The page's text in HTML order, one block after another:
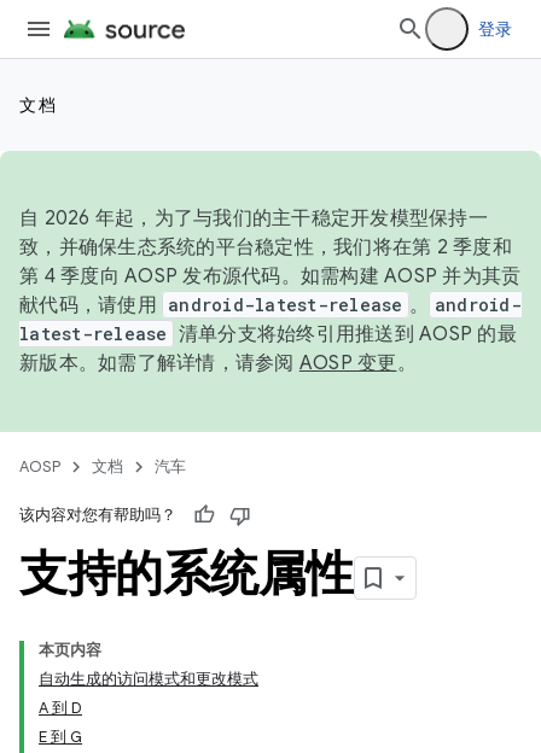
登录
文档
自 2026 年起，为了与我们的主干稳定开发模型保持一
致，并确保生态系统的平台稳定性，我们将在第 2 季度和
第 4 季度向 AOSP 发布源代码。如需构建 AOSP 并为其贡
献代码，请使用 android-latest-release 。
android-
latest-release 清单分支将始终引用推送到 AOSP 的最
新版本。如需了解详情，请参阅 AOSP 变更。
AOSP 文档 汽车
该内容对您有帮助吗？
支持的系统属性
本页内容
自动生成的访问模式和更改模式
A 到 D
E 到 G